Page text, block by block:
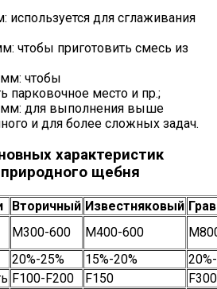
используется для сглаживания
чтобы приготовить смесь из
чтобы
парковочное место и пр.;
мм: для выполнения выше
и для более сложных задач.
характеристик
щебня
Вторичный Известняковый
М300-600 М400-600
20%-25% 15%-20%
F100-F200 F150
F300